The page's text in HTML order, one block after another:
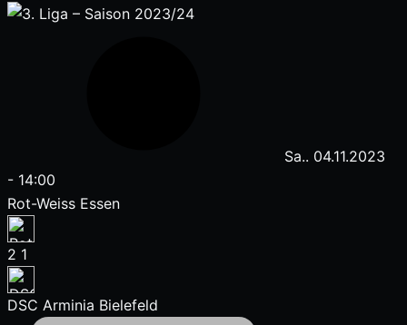
Sa.. 04.11.2023
- 14:00
Rot-Weiss Essen
2 1
DSC Arminia Bielefeld